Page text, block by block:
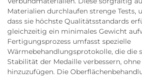
Materialien durchlaufen strenge Tests,
dass sie höchste Qualitätsstandards
gleichzeitig ein minimales Gewicht
Fertigungsprozess umfasst spezielle
Wärmebehandlungsprotokolle, die die
Stabilität der Medaille verbessern, ohne
hinzuzufügen. Die